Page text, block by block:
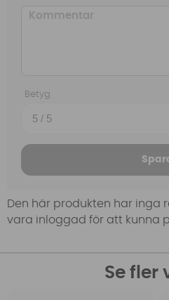
Betyg
Den här produkten har inga
vara inloggad för att kunna
Se fler